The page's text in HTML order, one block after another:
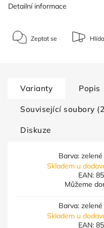
Detailní informace
Zeptat se
Varianty Popis
Související soubory
Diskuze
Barva:
Skladem u
EAN:
Můžeme
Barva:
Skladem u
EAN: